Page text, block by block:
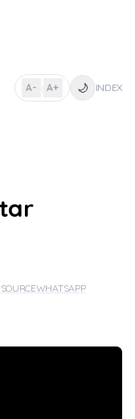
A- | A+ 🌙 INDEX
WHATSAPP